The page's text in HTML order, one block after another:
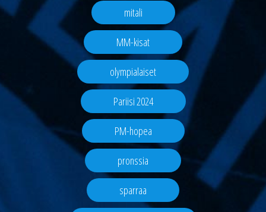
mitali
MM-kisat
olympialaiset
Pariisi 2024
PM-hopea
pronssia
sparraa